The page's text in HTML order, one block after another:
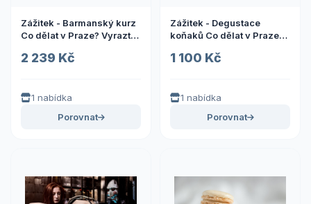
Zážitek - Barmanský kurz
Co dělat v Praze? Vyrazte
2 239 Kč
1 nabídka
Porovnat
Zážitek - Degustace
koňaků Co dělat v Praze?
1 100 Kč
1 nabídka
Porovnat